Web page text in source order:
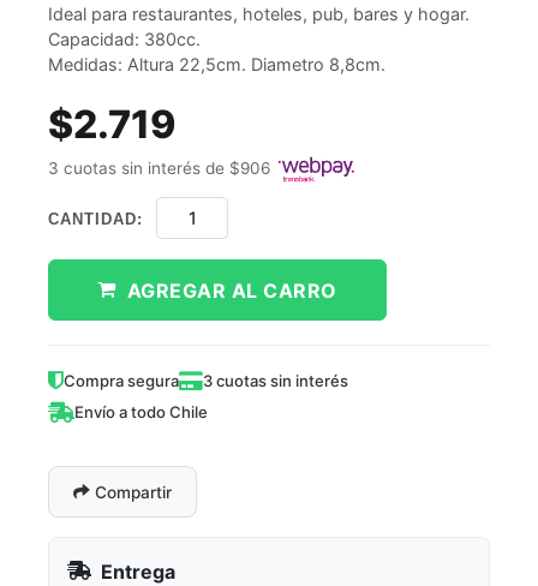
Ideal para restaurantes, hoteles, pub, bares y hogar.
Capacidad: 380cc.
Medidas: Altura 22,5cm. Diametro 8,8cm.
$2.719
3 cuotas sin interés de $906
CANTIDAD:
AGREGAR AL CARRO
Compra segura
3 cuotas sin interés
Envío a todo Chile
Compartir
Entrega